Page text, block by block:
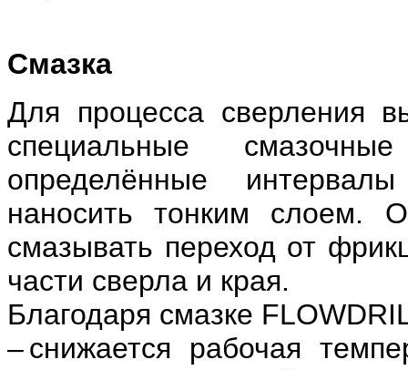
Смазка
Для процесса сверления
специальные
определённые
наносить тонким слоем.
смазывать переход от
части сверла и края.
Благодаря смазке
– снижается рабочая